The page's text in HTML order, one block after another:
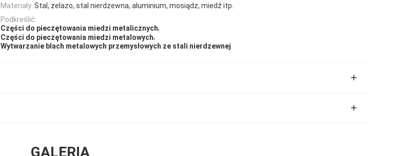
Materiały: Stal, żelazo, stal nierdzewna, aluminium, mosiądz, miedź itp.
Podkreślić:
Części do pieczętowania miedzi metalicznych,
Części do pieczętowania miedzi metalowych,
Wytwarzanie blach metalowych przemysłowych ze stali nierdzewnej
GALERIA